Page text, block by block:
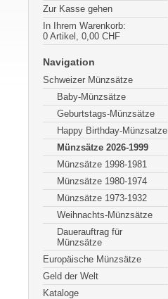
Zur Kasse gehen
In Ihrem Warenkorb:
0 Artikel, 0,00 CHF
Navigation
Schweizer Münzsätze
Baby-Münzsätze
Geburtstags-Münzsätze
Happy Birthday-Münzsatze
Münzsätze 2026-1999
Münzsätze 1998-1981
Münzsätze 1980-1974
Münzsätze 1973-1932
Weihnachts-Münzsätze
Dauerauftrag für
Münzsätze
Europäische Münzsätze
Geld der Welt
Kataloge